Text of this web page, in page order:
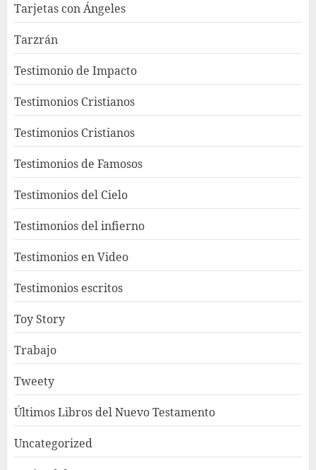
Tarjetas con Ángeles
Tarzrán
Testimonio de Impacto
Testimonios Cristianos
Testimonios Cristianos
Testimonios de Famosos
Testimonios del Cielo
Testimonios del infierno
Testimonios en Video
Testimonios escritos
Toy Story
Trabajo
Tweety
Últimos Libros del Nuevo Testamento
Uncategorized